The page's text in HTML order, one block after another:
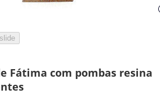
Fátima com pombas resina